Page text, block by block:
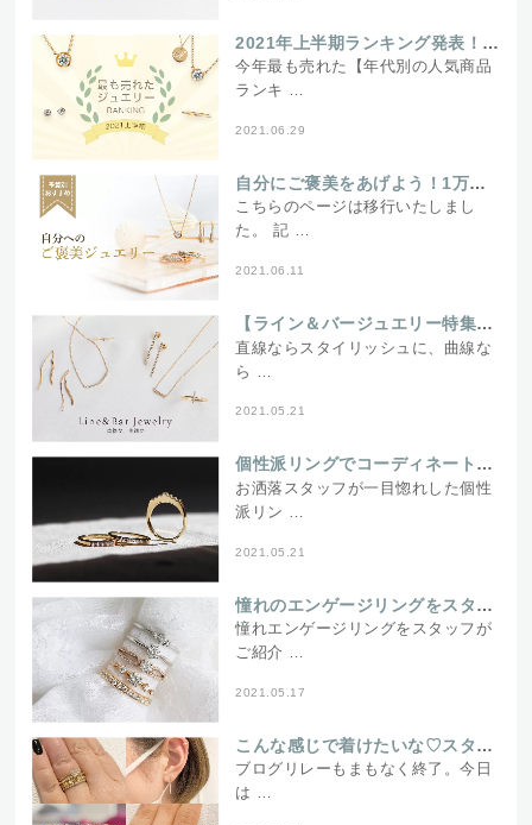
2021年上半期ランキング発表！年代別の人気ジュエリーは？
今年最も売れた【年代別の人気商品
ランキ …
2021.06.29
自分にご褒美をあげよう！1万円から一生ものまで【予算別ご褒美ジュエリー】
こちらのページは移行いたしまし
た。 記 …
2021.06.11
【ライン＆バージュエリー特集】とにかくシンプルに使いたい！直線＆曲線デザイン
直線ならスタイリッシュに、曲線な
ら …
2021.05.21
個性派リングでコーディネートにスパイスを
お洒落スタッフが一目惚れした個性
派リン …
2021.05.21
憧れのエンゲージリングをスタッフが本音で選んでみた！
憧れエンゲージリングをスタッフが
ご紹介 …
2021.05.17
こんな感じで着けたいな♡スタッフの妄想コーディネート/GWブログリレーvol.6
ブログリレーもまもなく終了。今日
は …